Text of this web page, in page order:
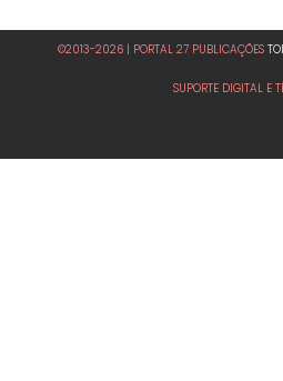
©2013-2026 | PORTAL 27 PUBLICAÇÕES
SUPORTE DIGITAL E